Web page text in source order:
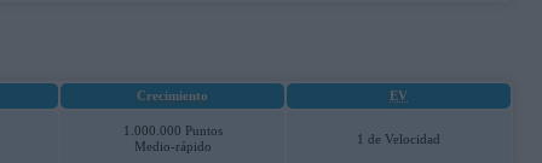
Crecimiento EV
1.000.000 Puntos
Medio-rápido
1 de Velocidad